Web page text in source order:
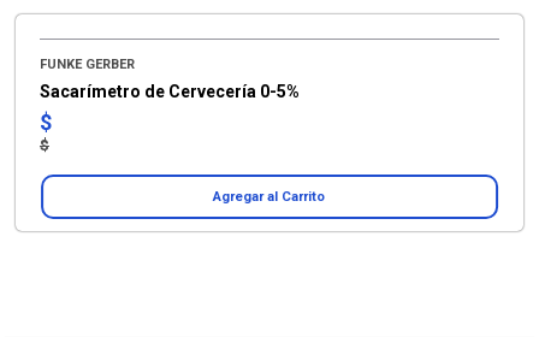
FUNKE GERBER
Sacarímetro de Cervecería 0-5%
$
$
Agregar al Carrito